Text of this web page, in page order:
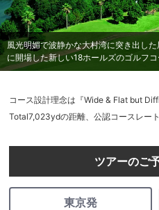
風光明媚で波静かな大村湾に突き出し
に開場した新しい18ホールズのゴルフコ
コース設計理念は『Wide & Flat but
Total7,023ydの距離、公認コースレー
ツアーのご
東京発